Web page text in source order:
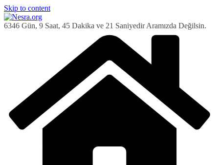
Skip to content
6346 Gün, 9 Saat, 45 Dakika ve 22 Saniyedir Aramızda Değilsin.